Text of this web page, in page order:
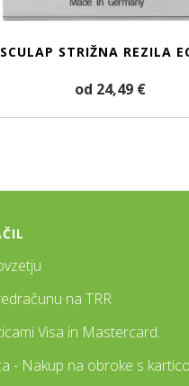
STRIŽNA REZILA
od 24,49 €
na TRR
Visa in Mastercard.
- Nakup na obroke s